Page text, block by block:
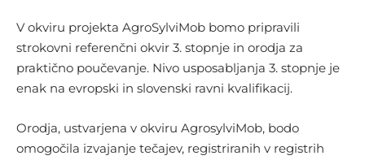
V okviru projekta AgroSylviMob bomo pripravili
strokovni referenčni okvir 3. stopnje in orodja za
praktično poučevanje. Nivo usposabljanja 3. stopnje je
enak na evropski in slovenski ravni kvalifikacij.
Orodja, ustvarjena v okviru AgrosylviMob, bodo
omogočila izvajanje tečajev, registriranih v registrih